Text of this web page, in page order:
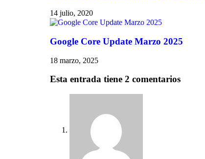
14 julio, 2020
Google Core Update Marzo 2025
18 marzo, 2025
Esta entrada tiene 2 comentarios